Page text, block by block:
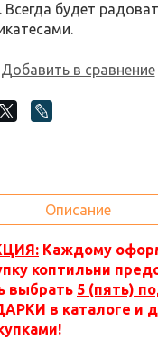
будет
Добавить в сравнение
Описание
Каждому
коптильни
выбрать 5 (пять)
в каталоге и